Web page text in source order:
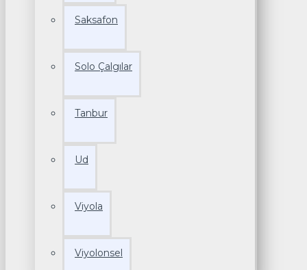
Saksafon
Solo Çalgılar
Tanbur
Ud
Viyola
Viyolonsel